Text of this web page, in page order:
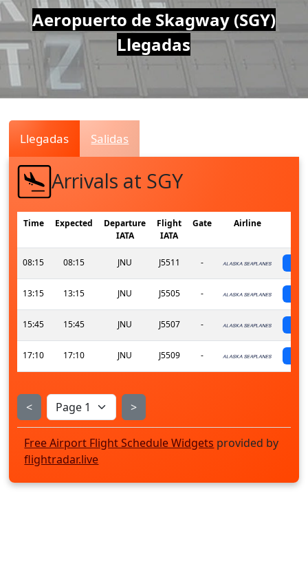
Air
Traffic
Live
Aeropuerto de Skagway (SGY)
Llegadas
Llegadas Salidas
Arrivals at SGY
Time Expected
Departure
IATA
Flight
IATA
Gate Airline
08:15 08:15 JNU J5511 -
13:15 13:15 JNU J5505 -
15:45 15:45 JNU J5507 -
17:10 17:10 JNU J5509 -
< >
Free Airport Flight Schedule Widgets provided by
flightradar.live